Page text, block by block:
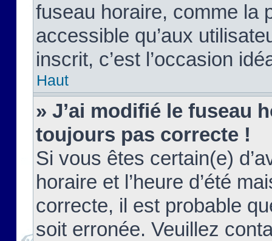
fuseau horaire, comme la
accessible qu’aux
inscrit, c’est l’occasion
Haut
» J’ai modifié le fuseau
toujours pas correcte !
Si vous êtes certain(e)
horaire et l’heure d’été
correcte, il est probable
soit erronée. Veuillez